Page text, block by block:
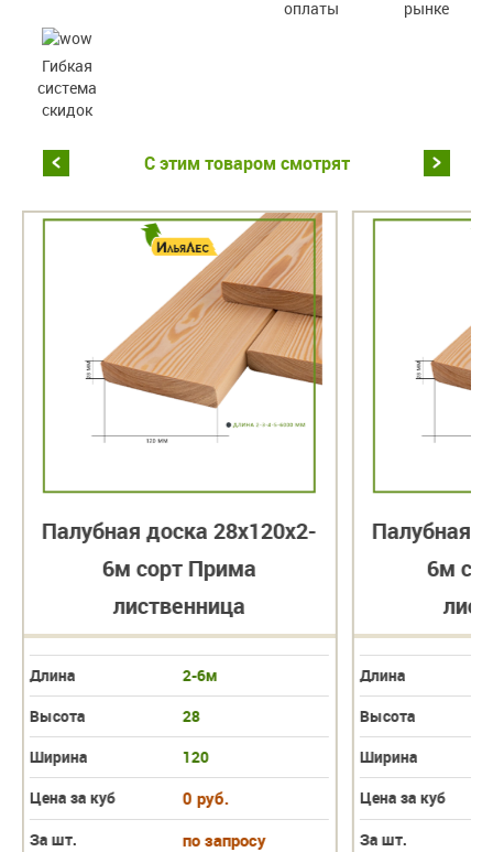
оплаты рынке
Гибкая
система
скидок
С этим товаром смотрят
Палубная доска 28х120х2-
6м сорт Прима
лиственница
Длина
2-6м
Высота
28
Ширина
120
Цена за куб
0 руб.
За шт. по запросу
Палубная
6м
Длина
Высота
Ширина
Цена за куб
За шт.